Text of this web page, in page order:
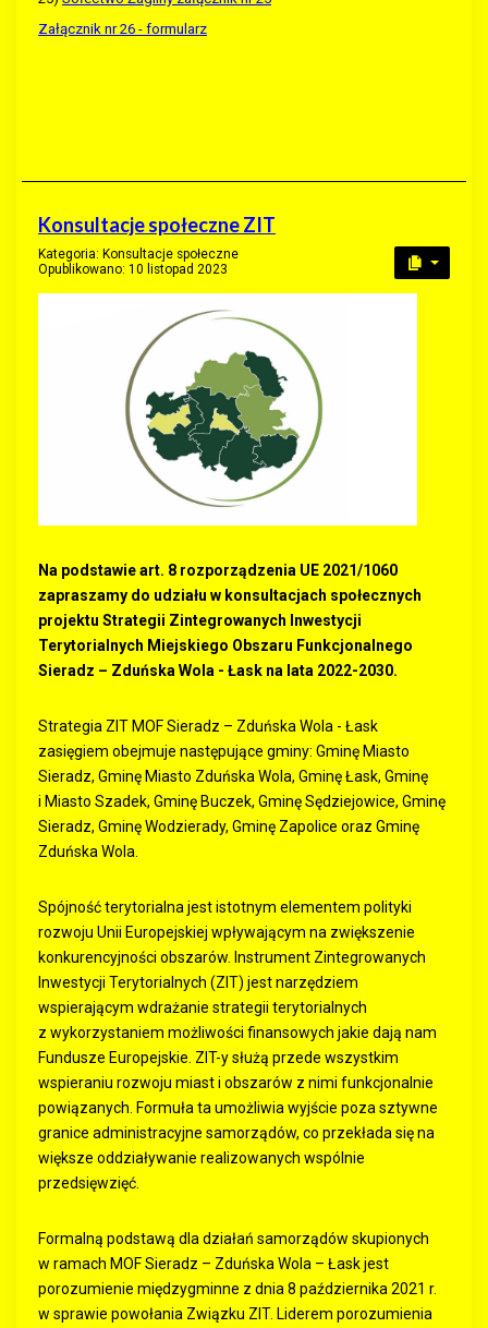
Załącznik nr 26 - formularz
Konsultacje społeczne ZIT
Kategoria: Konsultacje społeczne
Opublikowano: 10 listopad 2023
Na podstawie art. 8 rozporządzenia UE 2021/1060
zapraszamy do udziału w konsultacjach społecznych
projektu Strategii Zintegrowanych Inwestycji
Terytorialnych Miejskiego Obszaru Funkcjonalnego
Sieradz – Zduńska Wola - Łask na lata 2022-2030.
Strategia ZIT MOF Sieradz – Zduńska Wola - Łask
zasięgiem obejmuje następujące gminy: Gminę Miasto
Sieradz, Gminę Miasto Zduńska Wola, Gminę Łask, Gminę
i Miasto Szadek, Gminę Buczek, Gminę Sędziejowice, Gminę
Sieradz, Gminę Wodzierady, Gminę Zapolice oraz Gminę
Zduńska Wola.
Spójność terytorialna jest istotnym elementem polityki
rozwoju Unii Europejskiej wpływającym na zwiększenie
konkurencyjności obszarów. Instrument Zintegrowanych
Inwestycji Terytorialnych (ZIT) jest narzędziem
wspierającym wdrażanie strategii terytorialnych
z wykorzystaniem możliwości finansowych jakie dają nam
Fundusze Europejskie. ZIT-y służą przede wszystkim
wspieraniu rozwoju miast i obszarów z nimi funkcjonalnie
powiązanych. Formuła ta umożliwia wyjście poza sztywne
granice administracyjne samorządów, co przekłada się na
większe oddziaływanie realizowanych wspólnie
przedsięwzięć.
Formalną podstawą dla działań samorządów skupionych
w ramach MOF Sieradz – Zduńska Wola – Łask jest
porozumienie międzygminne z dnia 8 października 2021 r.
w sprawie powołania Związku ZIT. Liderem porozumienia